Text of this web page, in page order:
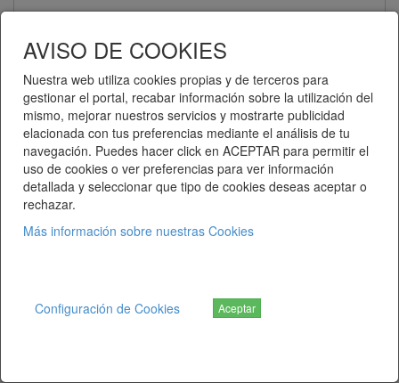
Recuérdame
Entrar
¿Ha olvidado su contraseña?
Telematel S.L.
AVISO DE COOKIES
Nuestra web utiliza cookies propias y de terceros para
gestionar el portal, recabar información sobre la utilización del
mismo, mejorar nuestros servicios y mostrarte publicidad
elacionada con tus preferencias mediante el análisis de tu
navegación. Puedes hacer click en ACEPTAR para permitir el
uso de cookies o ver preferencias para ver información
detallada y seleccionar que tipo de cookies deseas aceptar o
rechazar.
Más información sobre nuestras Cookies
Configuración de Cookies Aceptar